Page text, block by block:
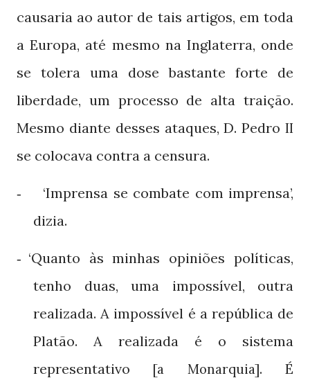
causaria ao autor de tais artigos, em toda
a Europa, até mesmo na Inglaterra, onde
se tolera uma dose bastante forte de
liberdade, um processo de alta traição.
Mesmo diante desses ataques, D. Pedro II
se colocava contra a censura.
-
‘Imprensa se combate com imprensa’,
dizia.
- ‘Quanto às minhas opiniões políticas,
tenho duas, uma impossível, outra
realizada. A impossível é a república de
Platão. A realizada é o sistema
representativo [a Monarquia]. É